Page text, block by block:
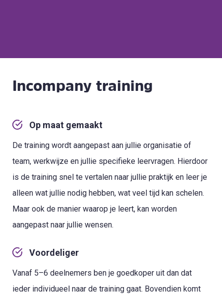
Incompany training
Op maat gemaakt
De training wordt aangepast aan jullie organisatie of
team, werkwijze en jullie specifieke leervragen. Hierdoor
is de training snel te vertalen naar jullie praktijk en leer je
alleen wat jullie nodig hebben, wat veel tijd kan schelen.
Maar ook de manier waarop je leert, kan worden
aangepast naar jullie wensen.
Voordeliger
Vanaf 5–6 deelnemers ben je goedkoper uit dan dat
ieder individueel naar de training gaat. Bovendien komt